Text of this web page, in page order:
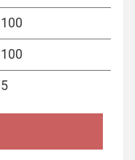
100
100
5